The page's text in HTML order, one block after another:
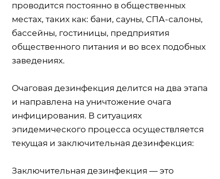
проводится постоянно в общественных
местах, таких как: бани, сауны, СПА-салоны,
бассейны, гостиницы, предприятия
общественного питания и во всех подобных
заведениях.
Очаговая дезинфекция делится на два этапа
и направлена на уничтожение очага
инфицирования. В ситуациях
эпидемического процесса осуществляется
текущая и заключительная дезинфекция:
Заключительная дезинфекция — это